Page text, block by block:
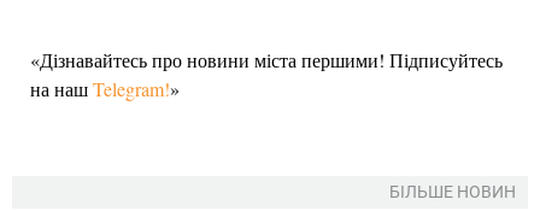
«Дізнавайтесь про новини міста першими! Підписуйтесь
на нашTelegram!»
БІЛЬШЕ НОВИН